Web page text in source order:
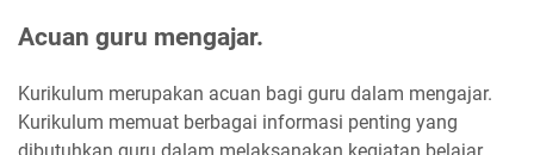
Acuan guru mengajar.
Kurikulum merupakan acuan bagi guru dalam mengajar.
Kurikulum memuat berbagai informasi penting yang